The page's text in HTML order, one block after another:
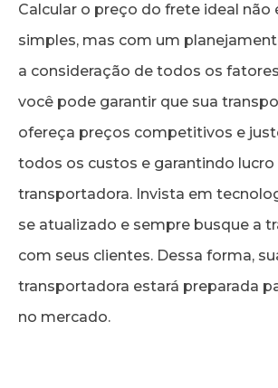
Calcular o preço do frete ideal não
simples, mas com um
a consideração de todos os
você pode garantir que sua
ofereça preços competitivos e
todos os custos e garantindo lucro
transportadora. Invista em
se atualizado e sempre busque a
com seus clientes. Dessa forma,
transportadora estará preparada
no mercado.